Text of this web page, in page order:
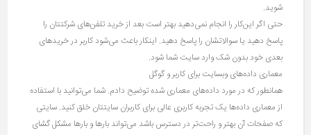
شوید.
حتی اگر این‌کار را انجام نمی‌دهید بهتر است بعد از خرید تلفن‌های شرکتتان را
پاسخ دهید یا سوالاتشان را پاسخ دهید. اینکار باعث می‌شود کاربر در خرید‌های
بعدی خود بدون شک وارد سایت شما شود.
معماری داده‌های وبسایت برای کاربر و گوگل
همانطور که در مورد داده‌های معماری شده توضیح دادم. شما می‌توانید با استفاده
از معماری داده‌ها یک تجربه کاربری عالی برای کاربران سایتتان خلق کنید. سایتی
که صفحات آن بهتر و راحت‌تر در دسترس باشد می‌تواند بارها و بارها مشکل گشای